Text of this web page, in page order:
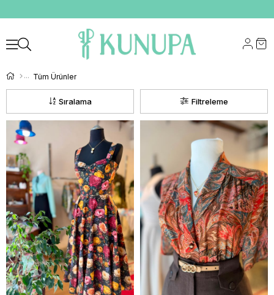
Tüm Ürünler
Filtreleme
Sıralama